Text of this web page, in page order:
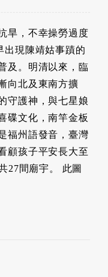
旱，不幸操勞過度
出現陳靖姑事蹟的
及。明清以來，臨
向北及東南方擴
守護神，與七星娘
碟文化，南竿金板
福州語發音，臺灣
顧孩子平安長大至
27間廟宇。 此圖